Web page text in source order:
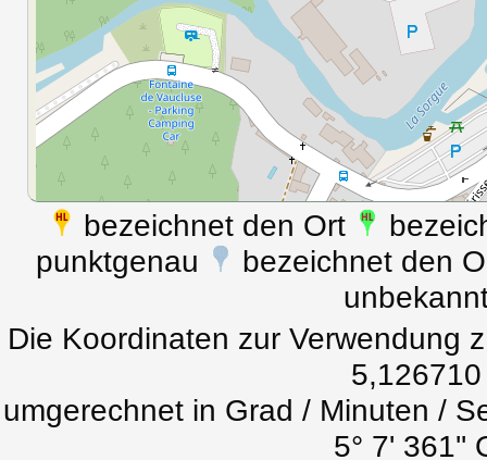
bezeichnet den Ort
punktgenau
bezeichnet den
Die Koordinaten zur Verwendung
5,126710
umgerechnet in Grad / Minuten /
5° 7' 361''